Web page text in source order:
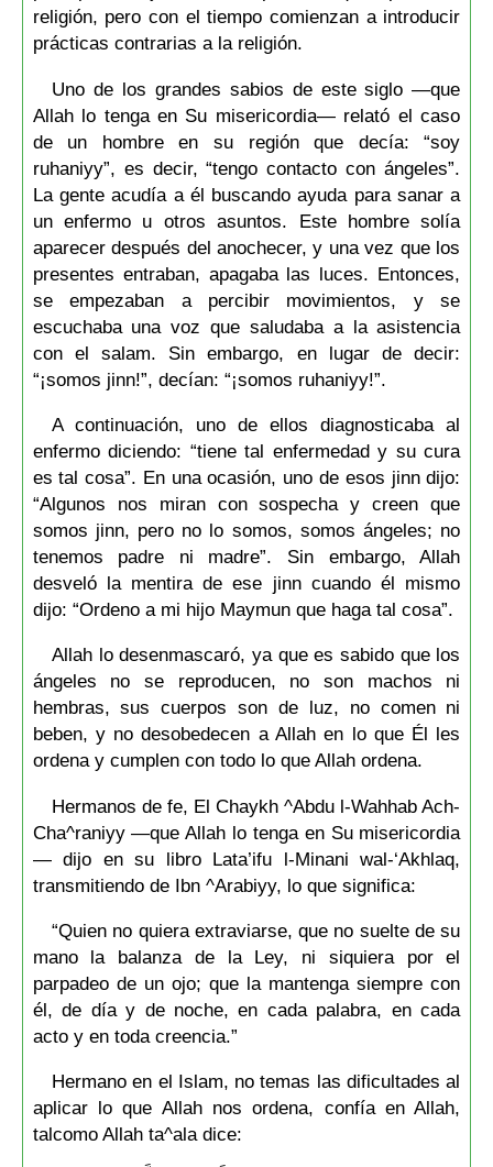
religión, pero con el tiempo comienzan a introducir
prácticas contrarias a la religión.
Uno de los grandes sabios de este siglo —que
Allah lo tenga en Su misericordia— relató el caso
de un hombre en su región que decía: “soy
ruhaniyy”, es decir, “tengo contacto con ángeles”.
La gente acudía a él buscando ayuda para sanar a
un enfermo u otros asuntos. Este hombre solía
aparecer después del anochecer, y una vez que los
presentes entraban, apagaba las luces. Entonces,
se empezaban a percibir movimientos, y se
escuchaba una voz que saludaba a la asistencia
con el salam. Sin embargo, en lugar de decir:
“¡somos jinn!”, decían: “¡somos ruhaniyy!”.
A continuación, uno de ellos diagnosticaba al
enfermo diciendo: “tiene tal enfermedad y su cura
es tal cosa”. En una ocasión, uno de esos jinn dijo:
“Algunos nos miran con sospecha y creen que
somos jinn, pero no lo somos, somos ángeles; no
tenemos padre ni madre”. Sin embargo, Allah
desveló la mentira de ese jinn cuando él mismo
dijo: “Ordeno a mi hijo Maymun que haga tal cosa”.
Allah lo desenmascaró, ya que es sabido que los
ángeles no se reproducen, no son machos ni
hembras, sus cuerpos son de luz, no comen ni
beben, y no desobedecen a Allah en lo que Él les
ordena y cumplen con todo lo que Allah ordena.
Hermanos de fe, El Chaykh ^Abdu l-Wahhab Ach-
Cha^raniyy —que Allah lo tenga en Su misericordia
— dijo en su libro Lata’ifu l-Minani wal-‘Akhlaq,
transmitiendo de Ibn ^Arabiyy, lo que significa:
“Quien no quiera extraviarse, que no suelte de su
mano la balanza de la Ley, ni siquiera por el
parpadeo de un ojo; que la mantenga siempre con
él, de día y de noche, en cada palabra, en cada
acto y en toda creencia.”
Hermano en el Islam, no temas las dificultades al
aplicar lo que Allah nos ordena, confía en Allah,
talcomo Allah ta^ala dice: